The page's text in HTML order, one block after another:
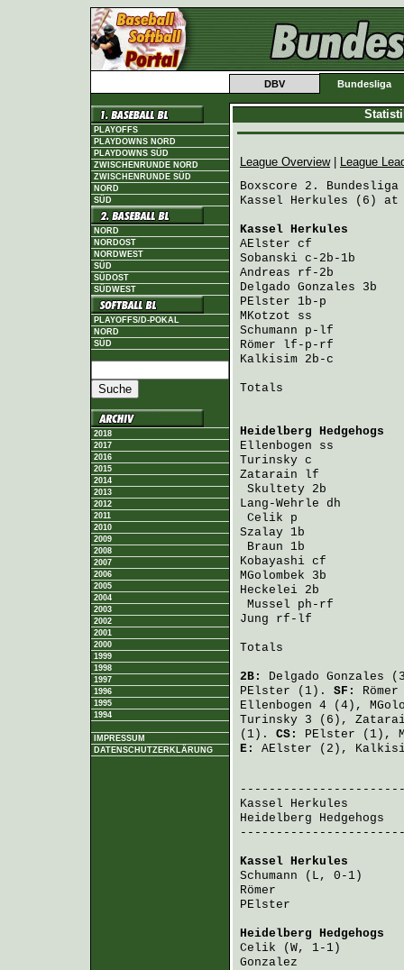
DBV Bundesliga
PLAYOFFS
PLAYDOWNS NORD
PLAYDOWNS SÜD
ZWISCHENRUNDE NORD
ZWISCHENRUNDE SÜD
NORD
SÜD
NORD
NORDOST
NORDWEST
SÜD
SÜDOST
SÜDWEST
PLAYOFFS/D-POKAL
NORD
SÜD
2018
2017
2016
2015
2014
2013
2012
2011
2010
2009
2008
2007
2006
2005
2004
2003
2002
2001
2000
1999
1998
1997
1996
1995
1994
IMPRESSUM
DATENSCHUTZERKLÄRUNG
League Overview|
League
Boxscore 2. Bundesliga
Kassel Herkules (6) at
Kassel Herkules
AElster cf
Sobanski c-2b-1b
Andreas rf-2b
Delgado Gonzales 3b
PElster 1b-p
MKotzot ss
Schumann p-lf
Römer lf-p-rf
Kalkisim 2b-c
Totals
Heidelberg Hedgehogs
Ellenbogen ss
Turinsky c
Zatarain lf
Skultety 2b
Lang-Wehrle dh
Celik p
Szalay 1b
Braun 1b
Kobayashi cf
MGolombek 3b
Heckelei 2b
Mussel ph-rf
Jung rf-lf
Totals
2B: Delgado Gonzales
PElster (1). SF: Römer
Ellenbogen 4 (4),
Turinsky 3 (6),
(1). CS: PElster (1),
E: AElster (2),
Kassel Herkules
Heidelberg Hedgehogs
Kassel Herkules
Schumann (L, 0-1)
Römer
PElster
Heidelberg Hedgehogs
Celik (W, 1-1)
Gonzalez